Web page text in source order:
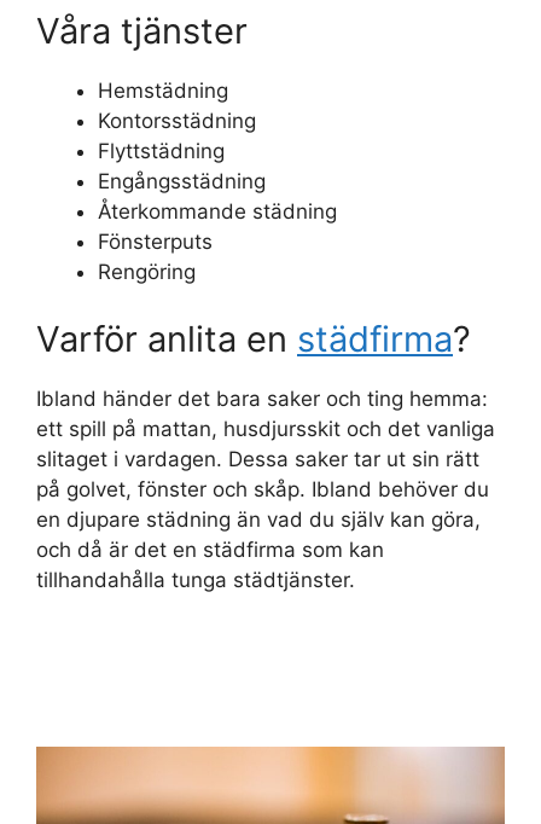
Våra tjänster
Hemstädning
Kontorsstädning
Flyttstädning
Engångsstädning
Återkommande städning
Fönsterputs
Rengöring
Varför anlita en städfirma?
Ibland händer det bara saker och ting hemma:
ett spill på mattan, husdjursskit och det vanliga
slitaget i vardagen. Dessa saker tar ut sin rätt
på golvet, fönster och skåp. Ibland behöver du
en djupare städning än vad du själv kan göra,
och då är det en städfirma som kan
tillhandahålla tunga städtjänster.